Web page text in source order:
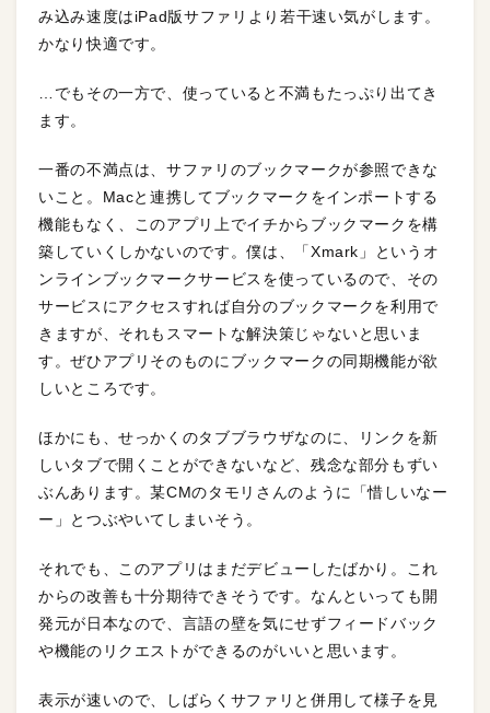
み込み速度はiPad版サファリより若干速い気がします。
かなり快適です。
…でもその一方で、使っていると不満もたっぷり出てき
ます。
一番の不満点は、サファリのブックマークが参照できな
いこと。Macと連携してブックマークをインポートする
機能もなく、このアプリ上でイチからブックマークを構
築していくしかないのです。僕は、「Xmark」というオ
ンラインブックマークサービスを使っているので、その
サービスにアクセスすれば自分のブックマークを利用で
きますが、それもスマートな解決策じゃないと思いま
す。ぜひアプリそのものにブックマークの同期機能が欲
しいところです。
ほかにも、せっかくのタブブラウザなのに、リンクを新
しいタブで開くことができないなど、残念な部分もずい
ぶんあります。某CMのタモリさんのように「惜しいなー
ー」とつぶやいてしまいそう。
それでも、このアプリはまだデビューしたばかり。これ
からの改善も十分期待できそうです。なんといっても開
発元が日本なので、言語の壁を気にせずフィードバック
や機能のリクエストができるのがいいと思います。
表示が速いので、しばらくサファリと併用して様子を見